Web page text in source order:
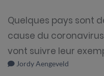
Quelques pays sont
cause du
vont suivre leur
Jordy Aengeveld